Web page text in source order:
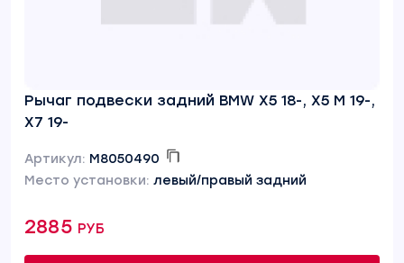
Рычаг подвески задний BMW X5 18-, X5 M 19-,
X7 19-
Артикул: M8050490
Место установки: левый/правый задний
2885 руб